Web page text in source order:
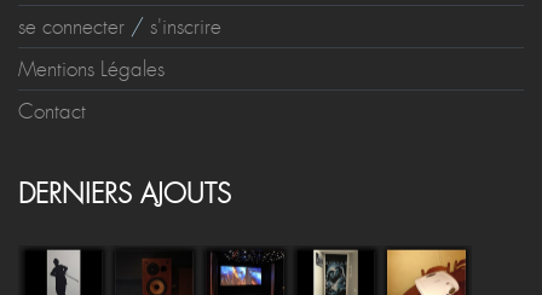
se connecter / s'inscrire
Mentions Légales
Contact
DERNIERS AJOUTS